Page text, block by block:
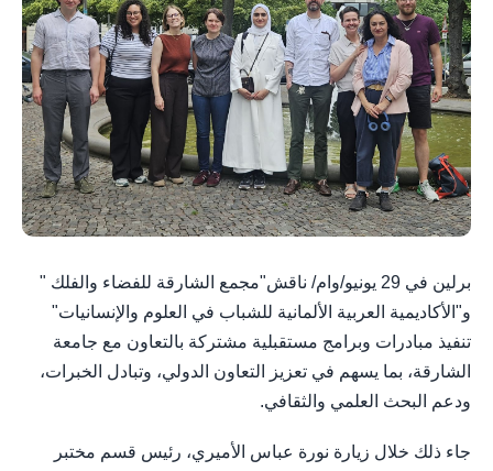
برلين في 29 يونيو/وام/ ناقش"مجمع الشارقة للفضاء والفلك "
و"الأكاديمية العربية الألمانية للشباب في العلوم والإنسانيات"
تنفيذ مبادرات وبرامج مستقبلية مشتركة بالتعاون مع جامعة
الشارقة، بما يسهم في تعزيز التعاون الدولي، وتبادل الخبرات،
ودعم البحث العلمي والثقافي.
جاء ذلك خلال زيارة نورة عباس الأميري، رئيس قسم مختبر